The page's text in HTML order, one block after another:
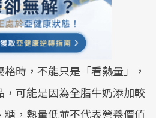
時，不能只是「看熱量」，
可能是因為全脂牛奶添加較
，熱量低並不代表營養價值